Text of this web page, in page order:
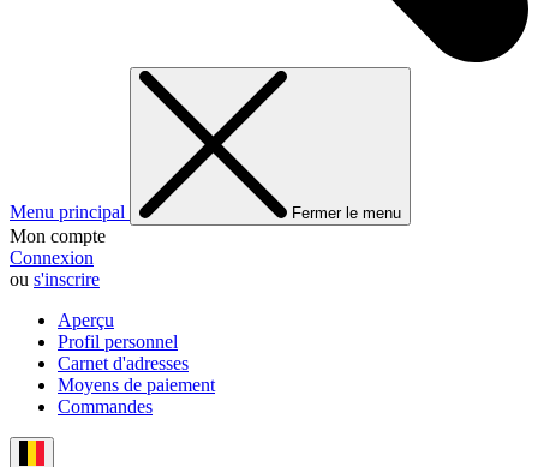
Menu principal Fermer le menu
Mon compte
Connexion
ou s'inscrire
Aperçu
Profil personnel
Carnet d'adresses
Moyens de paiement
Commandes